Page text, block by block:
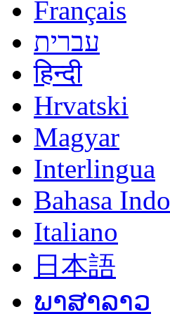
Français
עברית
हिन्दी
Hrvatski
Magyar
Interlingua
Bahasa
Italiano
日本語
ພາສາລາວ